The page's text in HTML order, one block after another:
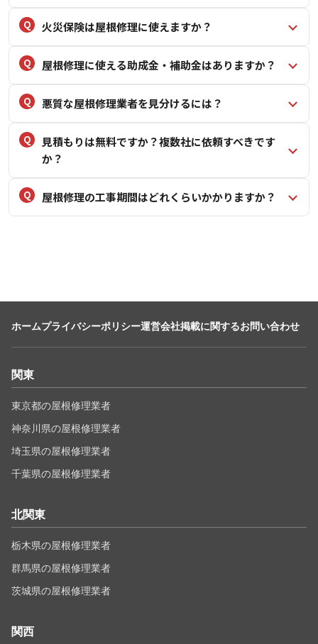
火災保険は屋根修理に使えますか？
屋根修理に使える助成金・補助金はありますか？
悪質な屋根修理業者を見分けるには？
見積もりは無料ですか？複数社に依頼すべきです
か？
屋根修理の工事期間はどれくらいかかりますか？
ホームプライバシーポリシー運営会社掲載に関するお問い合わせ
関東
東京都の屋根修理業者
神奈川県の屋根修理業者
埼玉県の屋根修理業者
千葉県の屋根修理業者
北関東
栃木県の屋根修理業者
群馬県の屋根修理業者
茨城県の屋根修理業者
関西